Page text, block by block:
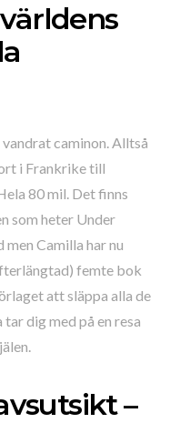
caminon. Alltså
i Frankrike till
80 mil. Det finns
som heter Under
Camilla har nu
femte bok
att släppa alla de
dig med på en resa
–